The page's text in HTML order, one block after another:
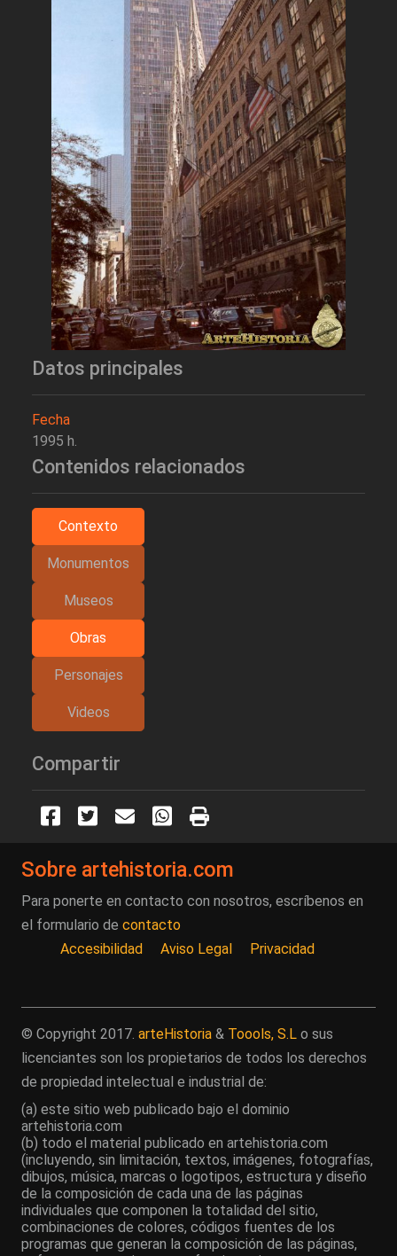
Datos principales
Fecha
1995 h.
Contenidos relacionados
Contexto
Monumentos
Museos
Obras
Personajes
Videos
Compartir
Sobre artehistoria.com
Para ponerte en contacto con nosotros, escríbenos en
el formulario de contacto
Accesibilidad
Aviso Legal Privacidad
© Copyright 2017. arteHistoria & Toools, S.L o sus
licenciantes son los propietarios de todos los derechos
de propiedad intelectual e industrial de:
(a) este sitio web publicado bajo el dominio
artehistoria.com
(b) todo el material publicado en artehistoria.com
(incluyendo, sin limitación, textos, imágenes, fotografías,
dibujos, música, marcas o logotipos, estructura y diseño
de la composición de cada una de las páginas
individuales que componen la totalidad del sitio,
combinaciones de colores, códigos fuentes de los
programas que generan la composición de las páginas,